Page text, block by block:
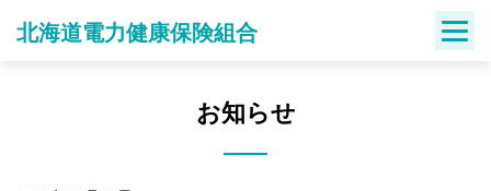
北海道電力健康保険組合
お知らせ